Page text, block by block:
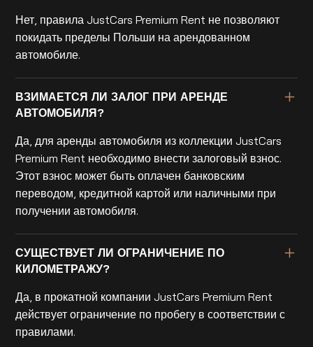
Нет, правила JustCars Premium Rent не позволяют
покидать пределы Польши на арендованном
автомобиле.
ВЗИМАЕТСЯ ЛИ ЗАЛОГ ПРИ АРЕНДЕ
АВТОМОБИЛЯ?
Да, для аренды автомобиля из коллекции JustCars
Premium Rent необходимо внести залоговый взнос.
Этот взнос может быть оплачен банковским
переводом, кредитной картой или наличными при
получении автомобиля.
СУЩЕСТВУЕТ ЛИ ОГРАНИЧЕНИЕ ПО
КИЛОМЕТРАЖУ?
Да, в прокатной компании JustCars Premium Rent
действует ограничение по пробегу в соответствии с
правилами.